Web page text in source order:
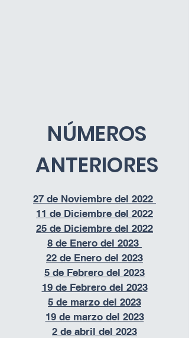
NÚMEROS
ANTERIORES
27 de Noviembre del 2022
11 de Diciembre del 2022
25 de Diciembre del 2022
8 de Enero del 2023
22 de Enero del 2023
5 de Febrero del 2023
19 de Febrero del 2023
5 de marzo del 2023
19 de marzo del 2023
2 de abril del 2023